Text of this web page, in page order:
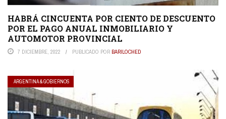
HABRÁ CINCUENTA POR CIENTO DE DESCUENTO
POR EL PAGO ANUAL INMOBILIARIO Y
AUTOMOTOR PROVINCIAL
7 DICIEMBRE, 2022 PUBLICADO POR BARILOCHED
ARGENTINA & GOBIERNOS